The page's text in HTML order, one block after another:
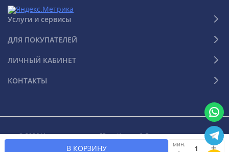
В КОРЗИНУ
мин.
Услуги и сервисы
ДЛЯ ПОКУПАТЕЛЕЙ
ЛИЧНЫЙ КАБИНЕТ
КОНТАКТЫ
© 2026 Интернет-магазин "Ваш Климат". Все права защищены